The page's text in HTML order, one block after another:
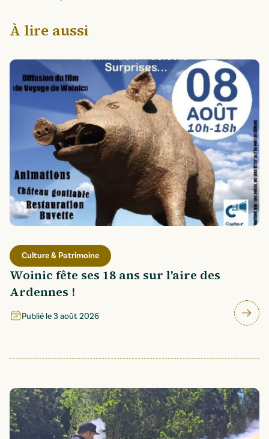
À lire aussi
Culture & Patrimoine
Woinic fête ses 18 ans sur l'aire des
Ardennes !
Publié le3 août 2026